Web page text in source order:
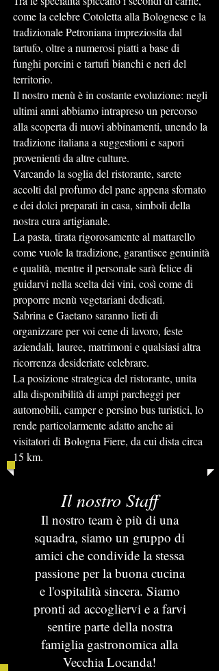
come la celebre Cotoletta alla Bolognese e la
tradizionale Petroniana impreziosita dal
tartufo, oltre a numerosi piatti a base di
funghi porcini e tartufi bianchi e neri del
territorio.
Il nostro menù è in costante evoluzione: negli
ultimi anni abbiamo intrapreso un percorso
alla scoperta di nuovi abbinamenti, unendo la
tradizione italiana a suggestioni e sapori
provenienti da altre culture.
Varcando la soglia del ristorante, sarete
accolti dal profumo del pane appena sfornato
e dei dolci preparati in casa, simboli della
nostra cura artigianale.
La pasta, tirata rigorosamente al mattarello
come vuole la tradizione, garantisce genuinità
e qualità, mentre il personale sarà felice di
guidarvi nella scelta dei vini, così come di
proporre menù vegetariani dedicati.
Sabrina e Gaetano saranno lieti di
organizzare per voi cene di lavoro, feste
aziendali, lauree, matrimoni e qualsiasi altra
ricorrenza desideriate celebrare.
La posizione strategica del ristorante, unita
alla disponibilità di ampi parcheggi per
automobili, camper e persino bus turistici, lo
rende particolarmente adatto anche ai
visitatori di Bologna Fiere, da cui dista circa
15 km.
Il nostro Staff
Il nostro team è più di una
squadra, siamo un gruppo di
amici che condivide la stessa
passione per la buona cucina
e l'ospitalità sincera. Siamo
pronti ad accogliervi e a farvi
sentire parte della nostra
famiglia gastronomica alla
Vecchia Locanda!